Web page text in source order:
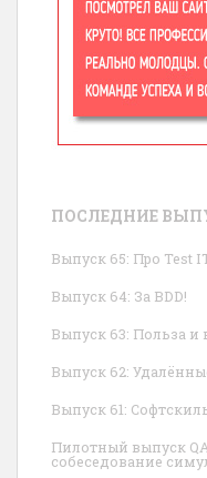
ПОСЛЕДНИЕ
Выпуск 65: Про Test
Выпуск 64: За BDD!
Выпуск 63: Польза и
Выпуск 62:
Выпуск 61:
Пилотный выпуск
собеседование